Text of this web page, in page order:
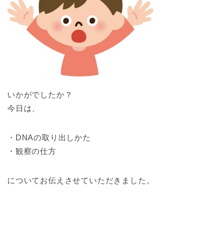
いかがでしたか？
今日は、
・DNAの取り出しかた
・観察の仕方
についてお伝えさせていただきました。